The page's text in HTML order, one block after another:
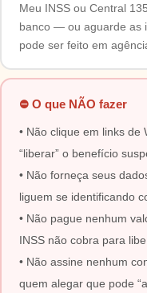
Meu INSS ou Central
banco — ou aguarde as
pode ser feito em
⛔ O que NÃO fazer
• Não clique em links de
“liberar” o benefício
• Não forneça seus
liguem se identificando
• Não pague nenhum
INSS não cobra para
• Não assine nenhum
quem alegar que pode